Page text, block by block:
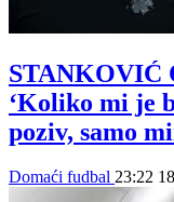
STANKOVIĆ
‘Koliko mi je
poziv, samo
Domaći fudbal 23:22